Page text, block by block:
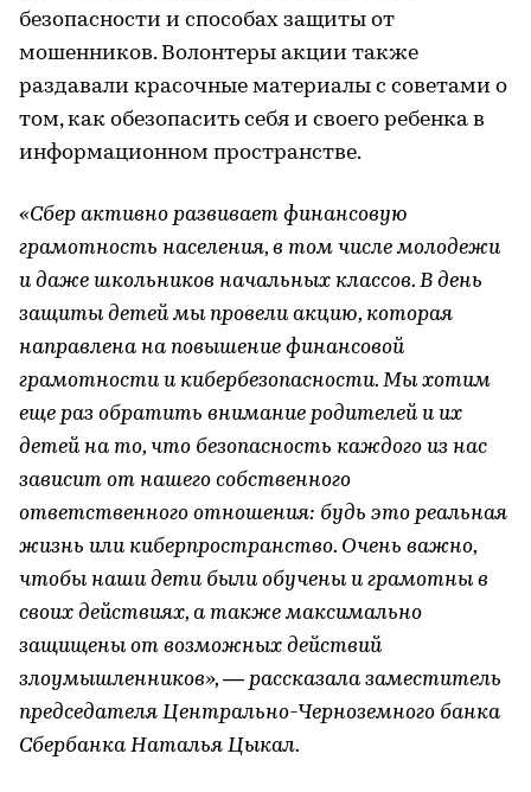
безопасности и способах защиты от
мошенников. Волонтеры акции также
раздавали красочные материалы с советами о
том, как обезопасить себя и своего ребенка в
информационном пространстве.
«Сбер активно развивает финансовую
грамотность населения, в том числе молодежи
и даже школьников начальных классов. В день
защиты детей мы провели акцию, которая
направлена на повышение финансовой
грамотности и кибербезопасности. Мы хотим
еще раз обратить внимание родителей и их
детей на то, что безопасность каждого из нас
зависит от нашего собственного
ответственного отношения: будь это реальная
жизнь или киберпространство. Очень важно,
чтобы наши дети были обучены и грамотны в
своих действиях, а также максимально
защищены от возможных действий
злоумышленников», ― рассказала заместитель
председателя Центрально-Черноземного банка
Сбербанка Наталья Цыкал.